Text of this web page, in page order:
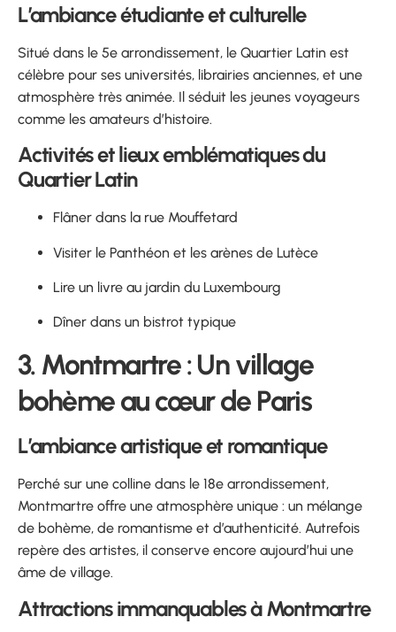
L’ambiance étudiante et culturelle
Situé dans le 5e arrondissement, le Quartier Latin est
célèbre pour ses universités, librairies anciennes, et une
atmosphère très animée. Il séduit les jeunes voyageurs
comme les amateurs d’histoire.
Activités et lieux emblématiques du
Quartier Latin
Flâner dans la rue Mouffetard
Visiter le Panthéon et les arènes de Lutèce
Lire un livre au jardin du Luxembourg
Dîner dans un bistrot typique
3. Montmartre : Un village
bohème au cœur de Paris
L’ambiance artistique et romantique
Perché sur une colline dans le 18e arrondissement,
Montmartre offre une atmosphère unique : un mélange
de bohème, de romantisme et d’authenticité. Autrefois
repère des artistes, il conserve encore aujourd’hui une
âme de village.
Attractions immanquables à Montmartre